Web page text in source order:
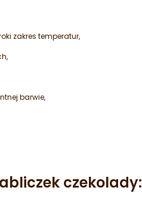
zakres temperatur,
barwie,
czekolady: